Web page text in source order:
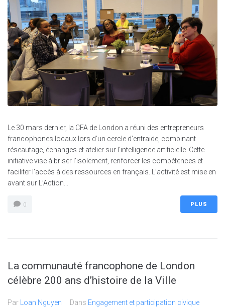
Le 30 mars dernier, la CFA de London a réuni des entrepreneurs
francophones locaux lors d’un cercle d’entraide, combinant
réseautage, échanges et atelier sur l’intelligence artificielle. Cette
initiative vise à briser l’isolement, renforcer les compétences et
faciliter l’accès à des ressources en français. L’activité est mise en
avant sur L’Action...
0 PLUS
La communauté francophone de London
célèbre 200 ans d’histoire de la Ville
Par Loan Nguyen Dans Engagement et participation civique